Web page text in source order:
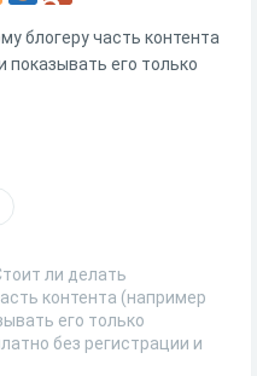
блогеру часть контента
его только
ли делать
контента (например
его только
без регистрации и